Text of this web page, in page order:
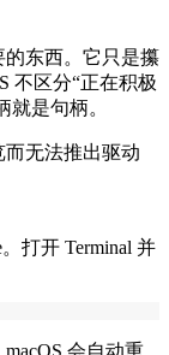
东西。它只是攥
不区分“正在积极
就是句柄。
无法推出驱动
打开 Terminal 并
会自动重